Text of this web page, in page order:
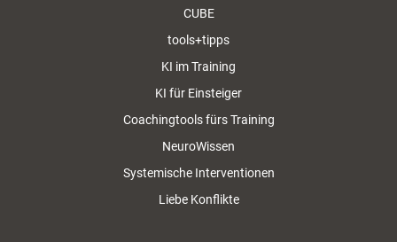
CUBE
tools+tipps
KI im Training
KI für Einsteiger
Coachingtools fürs Training
NeuroWissen
Systemische Interventionen
Liebe Konflikte